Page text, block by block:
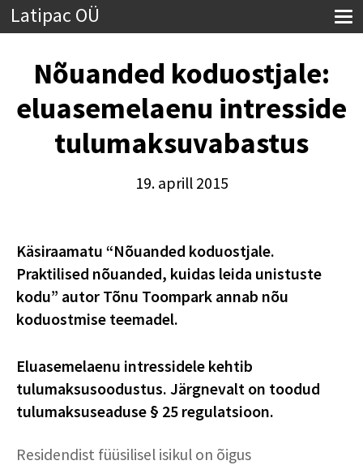
Latipac OÜ
Nõuanded koduostjale:
eluasemelaenu intresside
tulumaksuvabastus
19. aprill 2015
Käsiraamatu “Nõuanded koduostjale.
Praktilised nõuanded, kuidas leida unistuste
kodu” autor Tõnu Toompark annab nõu
koduostmise teemadel.
Eluasemelaenu intressidele kehtib
tulumaksusoodustus. Järgnevalt on toodud
tulumaksuseaduse § 25 regulatsioon.
Residendist füüsilisel isikul on õigus